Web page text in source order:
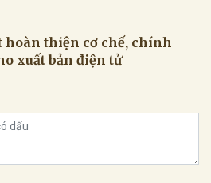
hoàn thiện cơ chế, chính
xuất bản điện tử